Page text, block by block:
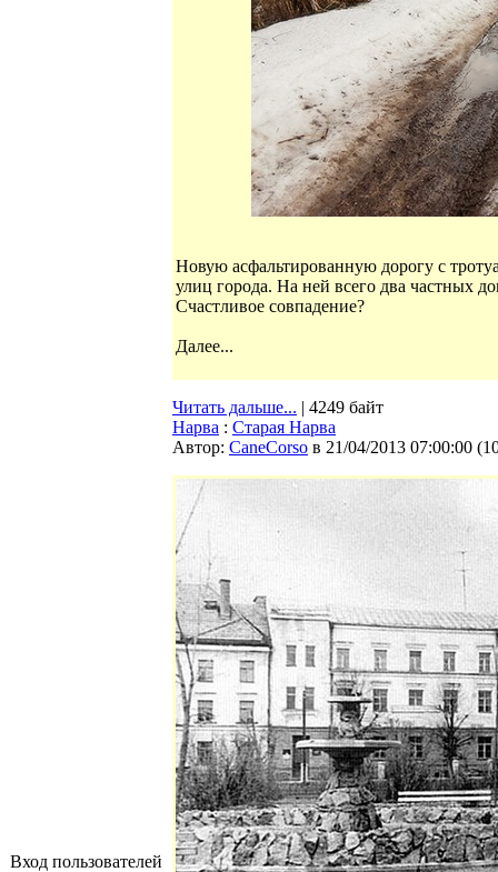
Вход пользователей
Новую асфальтированную дорогу с
улиц города. На ней всего два частных
Счастливое совпадение?
Далее...
Читать дальше... | 4249 байт
Нарва : Старая Нарва
Автор: CaneCorso в 21/04/2013 07:00:00 (